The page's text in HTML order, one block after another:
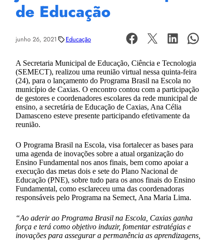
de Educação
junho 26, 2021 Educação
A Secretaria Municipal de Educação, Ciência e Tecnologia
(SEMECT), realizou uma reunião virtual nessa quinta-feira
(24), para o lançamento do Programa Brasil na Escola no
município de Caxias. O encontro contou com a participação
de gestores e coordenadores escolares da rede municipal de
ensino, a secretária de Educação de Caxias, Ana Célia
Damasceno esteve presente participando efetivamente da
reunião.
O Programa Brasil na Escola, visa fortalecer as bases para
uma agenda de inovações sobre a atual organização do
Ensino Fundamental nos anos finais, bem como apoiar a
execução das metas dois e sete do Plano Nacional de
Educação (PNE), sobre tudo para os anos finais do Ensino
Fundamental, como esclareceu uma das coordenadoras
responsáveis pelo Programa na Semect, Ana Maria Lima.
“Ao aderir ao Programa Brasil na Escola, Caxias ganha
força e terá como objetivo induzir, fomentar estratégias e
inovações para assegurar a permanência as aprendizagens,